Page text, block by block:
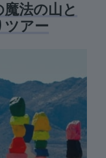
法の山と
ツアー